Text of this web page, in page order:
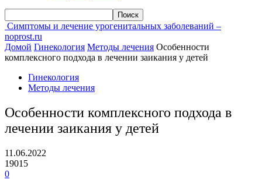
Симптомы и лечение урогенитальных заболеваний –
noprost.ru
Домой Гинекология Методы лечения Особенности
комплексного подхода в лечении заикания у детей
Гинекология
Методы лечения
Особенности комплексного подхода в
лечении заикания у детей
11.06.2022
19015
0